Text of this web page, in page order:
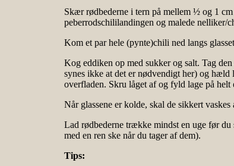
Skær rødbederne i tern på mellem ½ og 1
peberrodschililandingen og malede nelliker/
Kom et par hele (pynte)chili ned langs
Kog eddiken op med sukker og salt. Tag
synes ikke at det er nødvendigt her) og hæld
overfladen. Skru låget af og fyld lage på
Når glassene er kolde, skal de sikkert
Lad rødbederne trække mindst en uge før du
med en ren ske når du tager af dem).
Tips: